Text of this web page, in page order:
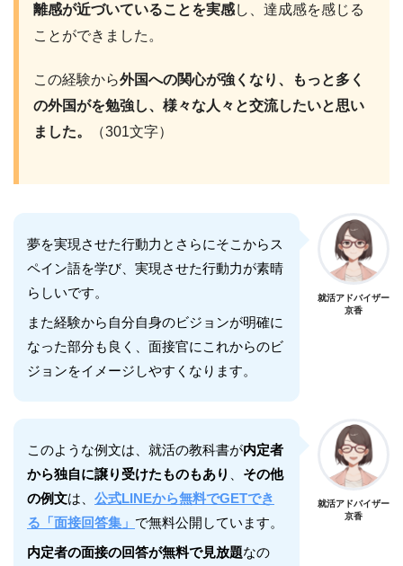
離感が近づいていることを実感し、達成感を感じる
ことができました。
この経験から外国への関心が強くなり、もっと多く
の外国がを勉強し、様々な人々と交流したいと思い
ました。
（301文字）
夢を実現させた行動力とさらにそこからス
ペイン語を学び、実現させた行動力が素晴
らしいです。
また経験から自分自身のビジョンが明確に
なった部分も良く、面接官にこれからのビ
ジョンをイメージしやすくなります。
就活アドバイザー
京香
このような例文は、就活の教科書が内定者
から独自に譲り受けたものもあり
その他
の例文は、 公式LINEから無料でGETでき
る「面接回答集」 で無料公開しています。
内定者の面接の回答が無料で見放題なの
就活アドバイザー
京香